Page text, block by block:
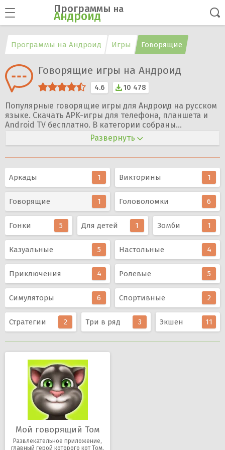
Программы на
Андроид
Программы на Андроид Игры Говорящие
Говорящие игры на Андроид
4.6 10 478
Популярные говорящие игры для Андроид на русском
языке. Скачать APK-игры для телефона, планшета и
Android TV бесплатно. В категории собраны
развлечения с персонажами, питомцами и героями,
которые повторяют фразы, реагируют на действия,
Развернуть
Аркады 1 Викторины 1
Говорящие 1 Головоломки 6
Гонки 5 Для детей 1 Зомби 1
Казуальные 5 Настольные 4
Приключения 4 Ролевые 5
Симуляторы 6 Спортивные 2
Стратегии 2 Три в ряд 3 Экшен 11
Мой говорящий Том
Развлекательное приложение,
главный герой которого кот Том,